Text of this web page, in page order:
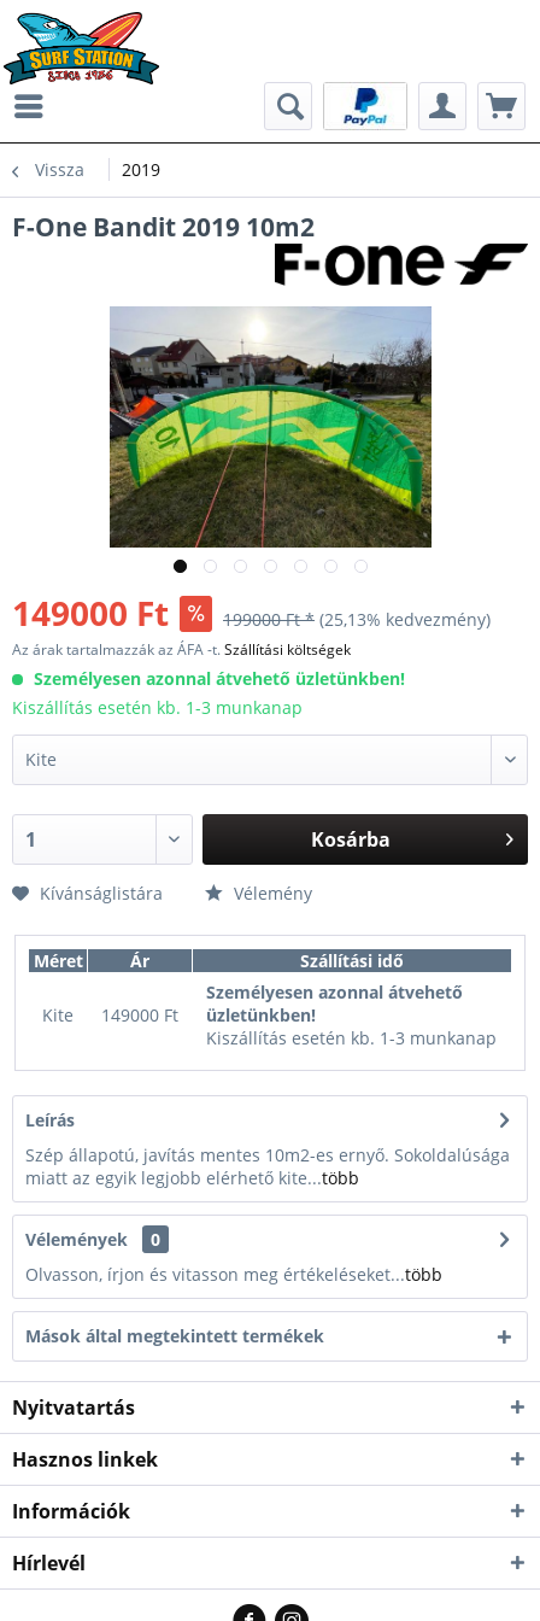
Vissza 2019
F-One Bandit 2019 10m2
149000 Ft 199000 Ft * (25,13% kedvezmény)
Az árak tartalmazzák az ÁFA -t.Szállítási költségek
Személyesen azonnal átvehető üzletünkben!
Kiszállítás esetén kb. 1-3 munkanap
Kosárba
Kívánságlistára Vélemény
Méret Ár Szállítási idő
Kite 149000 Ft
Személyesen azonnal átvehető
üzletünkben!
Kiszállítás esetén kb. 1-3 munkanap
Leírás
Szép állapotú, javítás mentes 10m2-es ernyő. Sokoldalúsága
miatt az egyik legjobb elérhető kite...több
Vélemények
0
Olvasson, írjon és vitasson meg értékeléseket...több
Mások által megtekintett termékek
Nyitvatartás
Hasznos linkek
Információk
Hírlevél